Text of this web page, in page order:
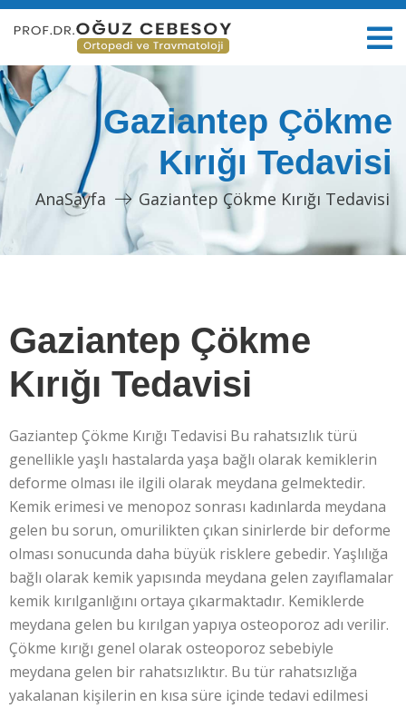
Gaziantep Çökme
Kırığı Tedavisi
AnaSayfa Gaziantep Çökme Kırığı Tedavisi
Gaziantep Çökme
Kırığı Tedavisi
Gaziantep Çökme Kırığı Tedavisi Bu rahatsızlık türü
genellikle yaşlı hastalarda yaşa bağlı olarak kemiklerin
deforme olması ile ilgili olarak meydana gelmektedir.
Kemik erimesi ve menopoz sonrası kadınlarda meydana
gelen bu sorun, omurilikten çıkan sinirlerde bir deforme
olması sonucunda daha büyük risklere gebedir. Yaşlılığa
bağlı olarak kemik yapısında meydana gelen zayıflamalar
kemik kırılganlığını ortaya çıkarmaktadır. Kemiklerde
meydana gelen bu kırılgan yapıya osteoporoz adı verilir.
Çökme kırığı genel olarak osteoporoz sebebiyle
meydana gelen bir rahatsızlıktır. Bu tür rahatsızlığa
yakalanan kişilerin en kısa süre içinde tedavi edilmesi